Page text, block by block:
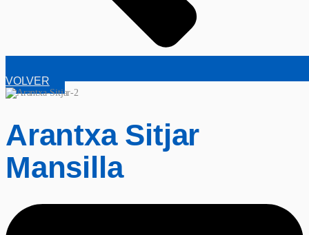
VOLVER
Arantxa Sitjar
Mansilla